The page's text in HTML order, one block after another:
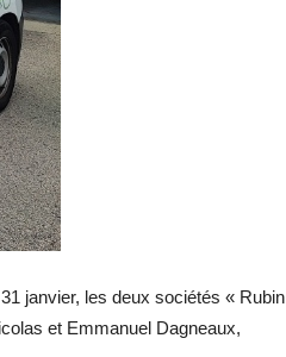
janvier, les deux sociétés « Rubin
et Emmanuel Dagneaux,